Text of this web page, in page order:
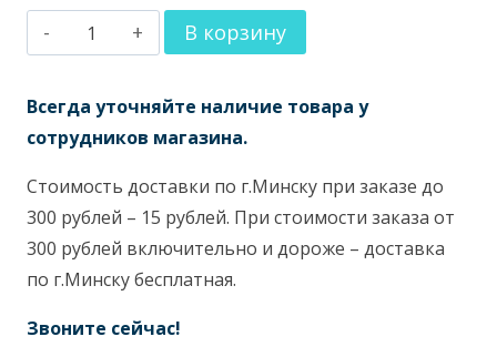
Количество
товара
Кассетный
кондиционер
AUC-
60UR4RKC8
|
В корзину
Всегда уточняйте наличие товара у
сотрудников магазина.
Стоимость доставки по г.Минску при заказе до
300 рублей – 15 рублей. При стоимости заказа от
300 рублей включительно и дороже – доставка
по г.Минску бесплатная.
Звоните сейчас!